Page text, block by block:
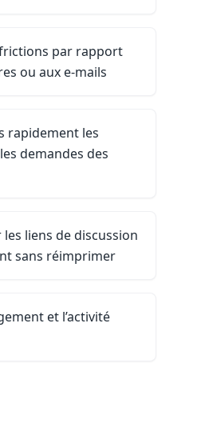
par rapport
ou aux e-mails
rapidement les
demandes des
liens de discussion
sans réimprimer
et l’activité